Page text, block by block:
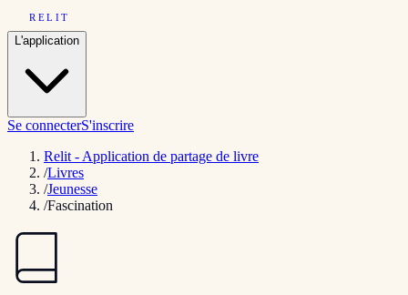
RELIT
L'application
Se connecterS'inscrire
Relit - Application de partage de livre
/Livres
/Jeunesse
/Fascination